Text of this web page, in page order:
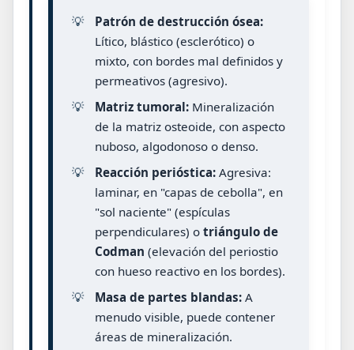
💡
Patrón de destrucción ósea:
Lítico, blástico (esclerótico) o
mixto, con bordes mal definidos y
permeativos (agresivo).
💡
Matriz tumoral:Mineralización
de la matriz osteoide, con aspecto
nuboso, algodonoso o denso.
💡
Reacción perióstica:Agresiva:
laminar, en "capas de cebolla", en
"sol naciente" (espículas
perpendiculares) o triángulo de
Codman (elevación del periostio
con hueso reactivo en los bordes).
💡
Masa de partes blandas:A
menudo visible, puede contener
áreas de mineralización.